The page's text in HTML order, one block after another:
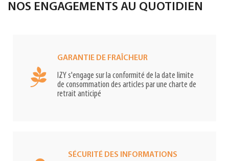
NOS ENGAGEMENTS AU QUOTIDIEN
GARANTIE DE FRAÎCHEUR
IZY s'engage sur la conformité de la date limite
de consommation des articles par une charte de
retrait anticipé
SÉCURITÉ DES INFORMATIONS